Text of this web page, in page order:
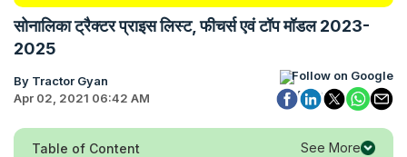
सोनालिका ट्रैक्टर प्राइस लिस्ट, फीचर्स एवं टॉप मॉडल 2023-
2025
By Tractor Gyan
Apr 02, 2021 06:42 AM
Follow on Google
Table of Content See More